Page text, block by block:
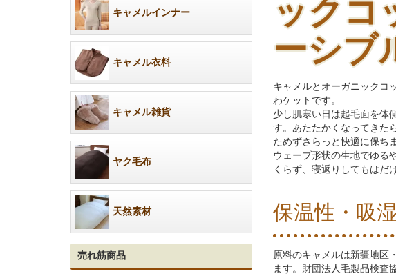
ックコ
ーシブ
キャメルとオーガニックコ
わケットです。
少し肌寒い日は起毛面を体
す。あたたかくなってきた
ためずさらっと快適に保ちま
ウェーブ形状の生地でゆる
くらず、寝返りしてもはだ
保温性・吸
原料のキャメルは新疆地区
ます。財団法人毛製品検査
キャメルインナー
キャメル衣料
キャメル雑貨
ヤク毛布
天然素材
売れ筋商品